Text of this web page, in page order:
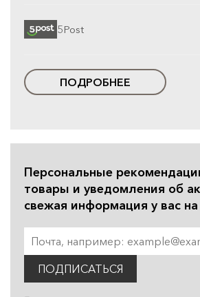
5Post
ПОДРОБНЕЕ
Персональные
товары и уведомления об
свежая информация у вас
ПОДПИСАТЬСЯ